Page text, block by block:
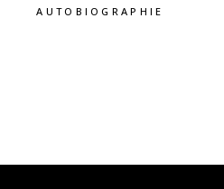
AUTOBIOGRAPHIE